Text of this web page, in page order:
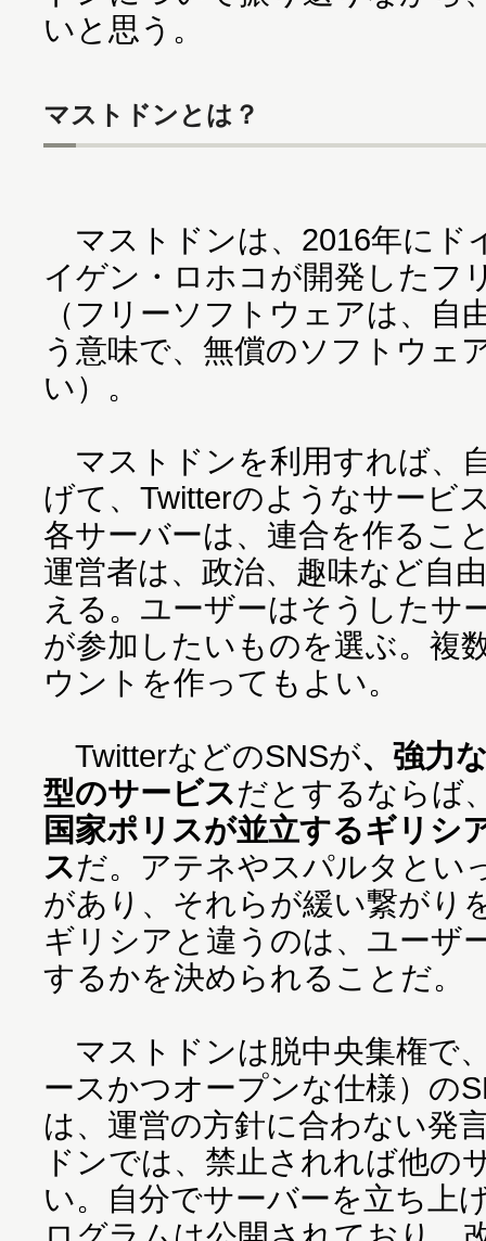
いと思う。
マストドンとは？
マストドンは、2016年にド
イゲン・ロホコが開発したフ
（フリーソフトウェアは、自
う意味で、無償のソフトウェ
い）。
マストドンを利用すれば、
げて、Twitterのようなサービ
各サーバーは、連合を作るこ
運営者は、政治、趣味など自
える。ユーザーはそうしたサ
が参加したいものを選ぶ。複
ウントを作ってもよい。
TwitterなどのSNSが、強力
型のサービスだとするならば
国家ポリスが並立するギリシ
スだ。アテネやスパルタとい
があり、それらが緩い繋がり
ギリシアと違うのは、ユーザ
するかを決められることだ。
マストドンは脱中央集権で
ースかつオープンな仕様）の
は、運営の方針に合わない発
ドンでは、禁止されれば他の
い。自分でサーバーを立ち上